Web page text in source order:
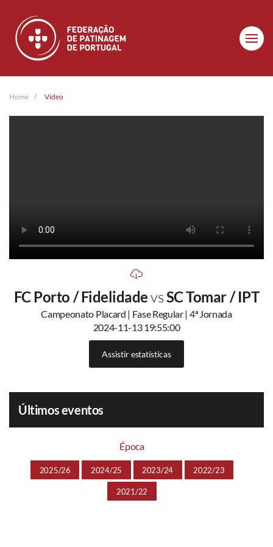
Skip to main content
Home Video
FC Porto / FidelidadevsSC Tomar / IPT
Campeonato Placard | Fase Regular | 4ª Jornada
2024-11-13 19:55:00
Assistir estatísticas
Últimos eventos
Época
2025/26 2024/25 2023/24 2022/23
2021/22